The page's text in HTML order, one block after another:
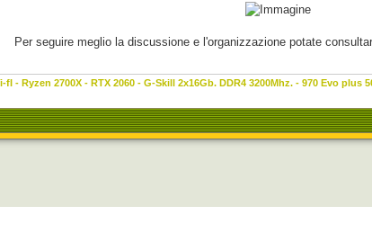
Per seguire meglio la discussione e l'organizzazione potate
fI - Ryzen 2700X - RTX 2060 - G-Skill 2x16Gb. DDR4 3200Mhz. - 970 Evo plus